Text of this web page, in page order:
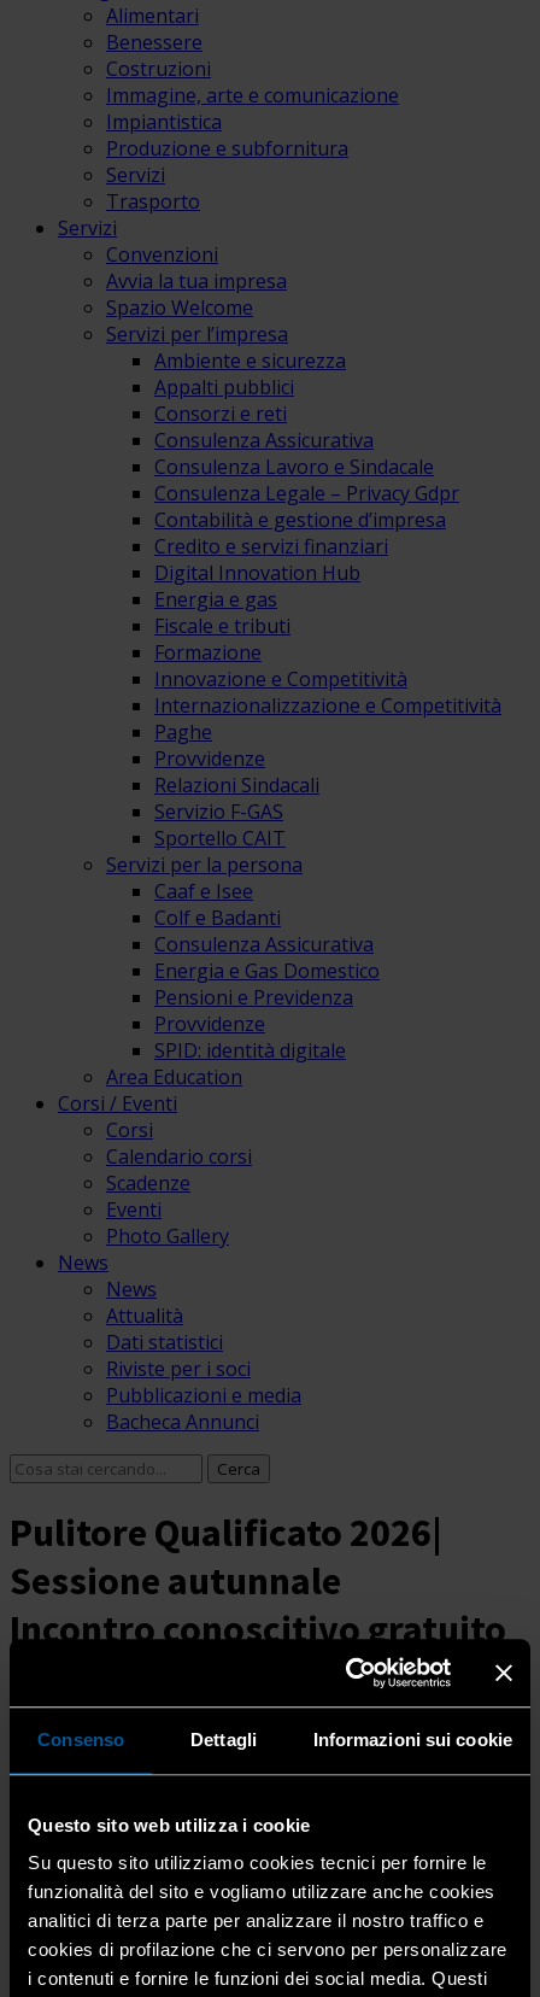
Consenso Dettagli Informazioni sui cookie
Questo sito web utilizza i cookie
Su questo sito utilizziamo cookies tecnici per fornire le
funzionalità del sito e vogliamo utilizzare anche cookies
analitici di terza parte per analizzare il nostro traffico e
cookies di profilazione che ci servono per personalizzare
i contenuti e fornire le funzioni dei social media. Questi
Alimentari
Benessere
Costruzioni
Immagine, arte e comunicazione
Impiantistica
Produzione e subfornitura
Servizi
Trasporto
Servizi
Convenzioni
Avvia la tua impresa
Spazio Welcome
Servizi per l’impresa
Ambiente e sicurezza
Appalti pubblici
Consorzi e reti
Consulenza Assicurativa
Consulenza Lavoro e Sindacale
Consulenza Legale – Privacy Gdpr
Contabilità e gestione d’impresa
Credito e servizi finanziari
Digital Innovation Hub
Energia e gas
Fiscale e tributi
Formazione
Innovazione e Competitività
Internazionalizzazione e Competitività
Paghe
Provvidenze
Relazioni Sindacali
Servizio F-GAS
Sportello CAIT
Servizi per la persona
Caaf e Isee
Colf e Badanti
Consulenza Assicurativa
Energia e Gas Domestico
Pensioni e Previdenza
Provvidenze
SPID: identità digitale
Area Education
Corsi / Eventi
Corsi
Calendario corsi
Scadenze
Eventi
Photo Gallery
News
News
Attualità
Dati statistici
Riviste per i soci
Pubblicazioni e media
Bacheca Annunci
Pulitore Qualificato 2026|
Sessione autunnale
Incontro conoscitivo gratuito
Giovedì 23 ottobre ore 14.30
Pulitore Qualificato 2026| Sessione...
ottobre, 2025
14:30 18:30
Pulitore Qualificato 2026| Sessione
autunnale | Incontro conoscitivo gratuito con Geoclever
Srl | Giovedì 23 ottobre ore 14.30